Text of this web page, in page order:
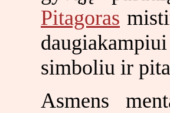
Pitagoras
simboliu ir
Asmens